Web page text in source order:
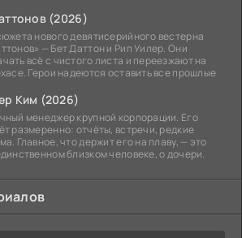
(2026)
нового девятисерийного вестерна
— Бет Даттон и Рип Уилер. Они
всё с чистого листа и переезжают на
Герои надеются оставить все прошлые
Ким (2026)
менеджер крупной корпорации. Его
размеренно: отчёты, встречи, редкие
Главное, что держит его на плаву, — это
близком человеке, о дочери.